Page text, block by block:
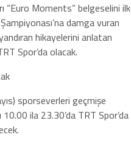
“Euro Moments” belgeselini ilk
damga vuran
hikayelerini anlatan
Spor’da olacak.
sporseverleri geçmişe
ila 23.30’da TRT Spor’da